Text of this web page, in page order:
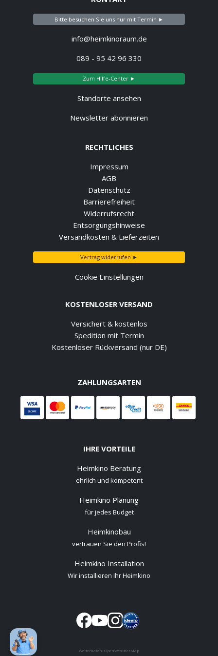
Bitte besuchen Sie uns nur mit Termin ►
info@heimkinoraum.de
089 - 95 42 96 330
Zum Hilfe-Center ►
Standorte ansehen
Newsletter abonnieren
RECHTLICHES
Impressum
AGB
Datenschutz
Barrierefreiheit
Widerrufsrecht
Entsorgungshinweise
Versandkosten & Lieferzeiten
Vertrag widerrufen ►
Cookie Einstellungen
KOSTENLOSER VERSAND
Versichert & kostenlos
Spedition mit Termin
Kostenloser Rückversand (nur DE)
ZAHLUNGSARTEN
IHRE VORTEILE
Heimkino Beratung
ehrlich und kompetent
Heimkino Planung
für jedes Budget
Heimkinobau
vertrauen Sie den Profis!
Heimkino Installation
Wir installieren Ihr Heimkino
Wetterdaten: OpenWeatherMap